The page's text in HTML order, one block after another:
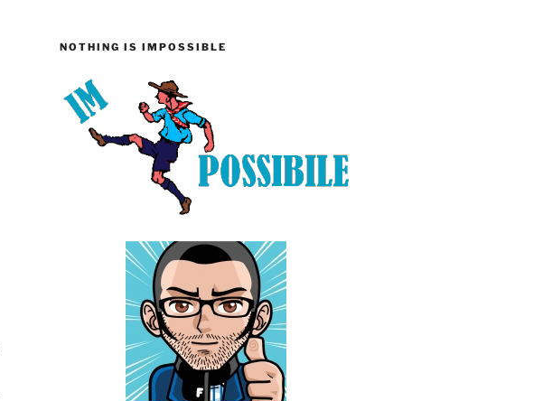
NOTHING IS IMPOSSIBLE